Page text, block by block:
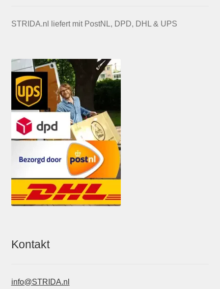
STRIDA.nl liefert mit PostNL, DPD, DHL & UPS
Kontakt
info@STRIDA.nl